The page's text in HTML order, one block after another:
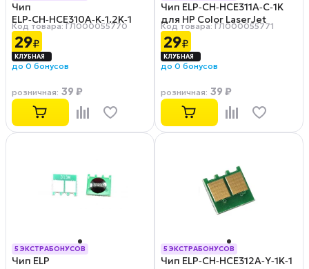
РАССРОЧКА 0-0-12
Чип
ELP‑CH‑HCE310A‑K‑1.2K‑1
для HP Color LaserJet
CP1025 (CE310A) Black, 1.2K
Код товара: ГЛ000055770
29₽
до 0 бонусов
розничная: 39 ₽
РАССРОЧКА 0-0-12
Чип ELP‑CH‑HCE311A‑С‑1K
для HP Color LaserJet
CP1025 (CE311A) Cyan, 1K
Код товара: ГЛ000055771
29₽
до 0 бонусов
розничная: 39 ₽
5 ЭКСТРАБОНУСОВ
РАССРОЧКА 0-0-12
Чип ELP
5 ЭКСТРАБОНУСОВ
РАССРОЧКА 0-0-12
Чип ELP‑CH‑HCE312A‑Y‑1K‑1